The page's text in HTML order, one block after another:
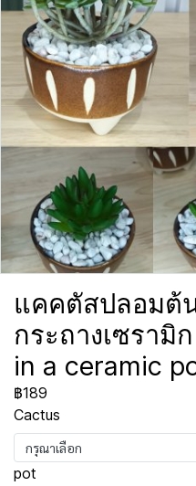
แคคตัสปลอมต้
กระถางเซรามิ
in a ceramic
฿189
Cactus
กรุณาเลือก
pot